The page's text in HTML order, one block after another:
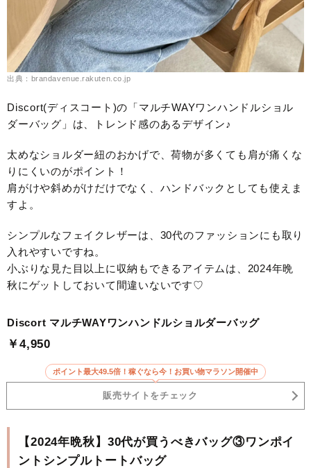
出典：brandavenue.rakuten.co.jp
Discort(ディスコート)の「マルチWAYワンハンドルショル
ダーバッグ」は、トレンド感のあるデザイン♪
太めなショルダー紐のおかげで、荷物が多くても肩が痛くな
りにくいのがポイント！
肩がけや斜めがけだけでなく、ハンドバックとしても使えま
すよ。
シンプルなフェイクレザーは、30代のファッションにも取り
入れやすいですね。
小ぶりな見た目以上に収納もできるアイテムは、2024年晩
秋にゲットしておいて間違いないです♡
Discort マルチWAYワンハンドルショルダーバッグ
￥4,950
ポイント最大49.5倍！稼ぐなら今！お買い物マラソン開催中
販売サイトをチェック
【2024年晩秋】30代が買うべきバッグ③ワンポイ
ントシンプルトートバッグ